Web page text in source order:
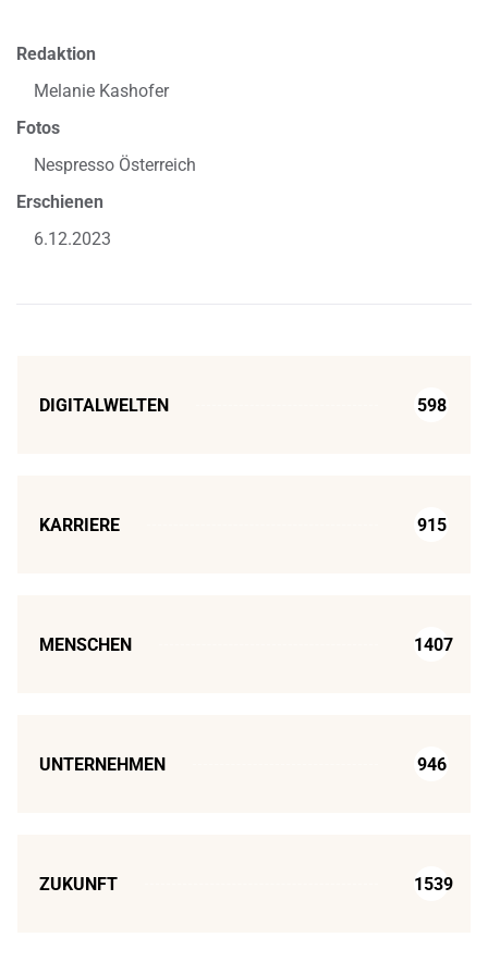
Redaktion
Melanie Kashofer
Fotos
Nespresso Österreich
Erschienen
6.12.2023
DIGITALWELTEN 598
KARRIERE 915
MENSCHEN 1407
UNTERNEHMEN 946
ZUKUNFT 1539